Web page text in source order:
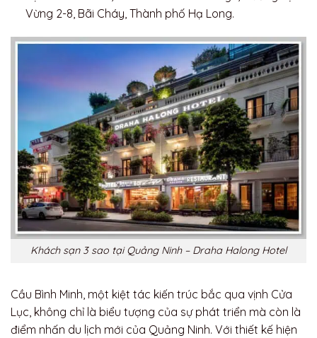
Vừng 2-8, Bãi Cháy, Thành phố Hạ Long.
Khách sạn 3 sao tại Quảng Ninh – Draha Halong Hotel
Cầu Bình Minh, một kiệt tác kiến trúc bắc qua vịnh Cửa
Lục, không chỉ là biểu tượng của sự phát triển mà còn là
điểm nhấn du lịch mới của Quảng Ninh. Với thiết kế hiện